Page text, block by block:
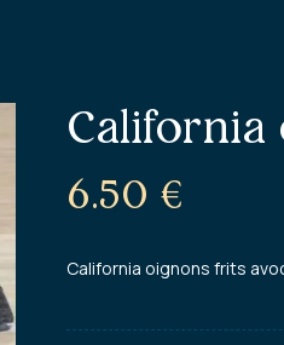
6.50 €
California oignons frits